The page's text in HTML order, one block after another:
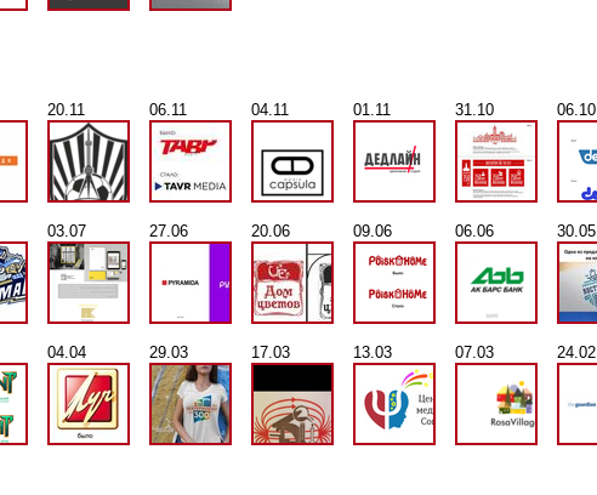
20.11 06.11 04.11 01.11 31.10 06.10
03.07 27.06 20.06 09.06 06.06 30.05
04.04 29.03 17.03 13.03 07.03 24.02